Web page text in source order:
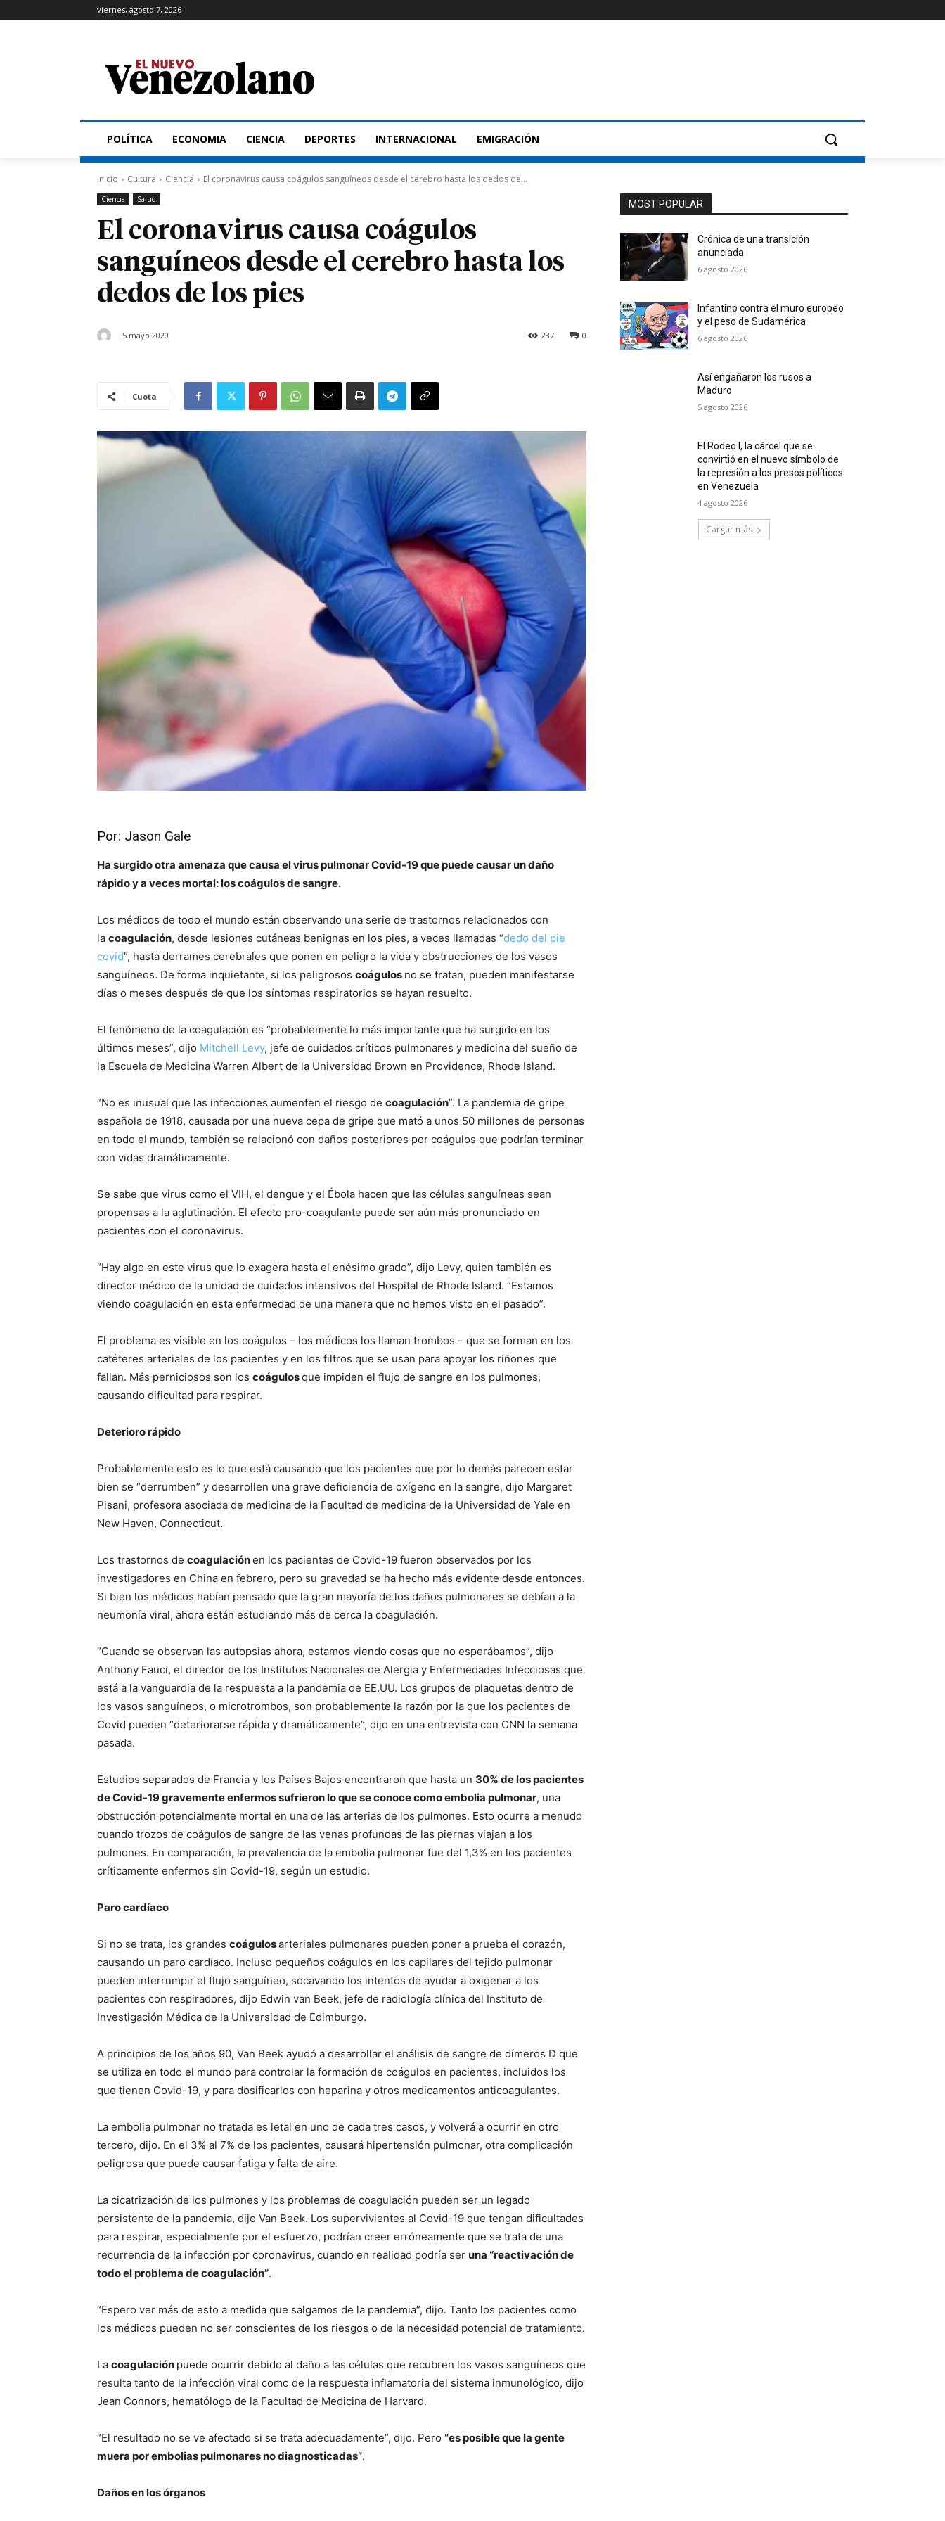
viernes, agosto 7, 2026
POLÍTICA ECONOMIA CIENCIA DEPORTES INTERNACIONAL EMIGRACIÓN
Inicio Cultura Ciencia El coronavirus causa coágulos sanguíneos desde el cerebro hasta los dedos de...
Ciencia Salud
El coronavirus causa coágulos
sanguíneos desde el cerebro hasta los
dedos de los pies
5 mayo 2020 0
237
Cuota
Por: Jason Gale
Ha surgido otra amenaza que causa el virus pulmonar Covid-19 que puede causar un daño
rápido y a veces mortal: los coágulos de sangre.
Los médicos de todo el mundo están observando una serie de trastornos relacionados con
la coagulación, desde lesiones cutáneas benignas en los pies, a veces llamadas “dedo del pie
covid”, hasta derrames cerebrales que ponen en peligro la vida y obstrucciones de los vasos
sanguíneos. De forma inquietante, si los peligrosos coágulos no se tratan, pueden manifestarse
días o meses después de que los síntomas respiratorios se hayan resuelto.
El fenómeno de la coagulación es “probablemente lo más importante que ha surgido en los
últimos meses”, dijo Mitchell Levy, jefe de cuidados críticos pulmonares y medicina del sueño de
la Escuela de Medicina Warren Albert de la Universidad Brown en Providence, Rhode Island.
“No es inusual que las infecciones aumenten el riesgo de coagulación”. La pandemia de gripe
española de 1918, causada por una nueva cepa de gripe que mató a unos 50 millones de personas
en todo el mundo, también se relacionó con daños posteriores por coágulos que podrían terminar
con vidas dramáticamente.
Se sabe que virus como el VIH, el dengue y el Ébola hacen que las células sanguíneas sean
propensas a la aglutinación. El efecto pro-coagulante puede ser aún más pronunciado en
pacientes con el coronavirus.
“Hay algo en este virus que lo exagera hasta el enésimo grado”, dijo Levy, quien también es
director médico de la unidad de cuidados intensivos del Hospital de Rhode Island. “Estamos
viendo coagulación en esta enfermedad de una manera que no hemos visto en el pasado”.
El problema es visible en los coágulos – los médicos los llaman trombos – que se forman en los
catéteres arteriales de los pacientes y en los filtros que se usan para apoyar los riñones que
fallan. Más perniciosos son los coágulosque impiden el flujo de sangre en los pulmones,
causando dificultad para respirar.
Deterioro rápido
Probablemente esto es lo que está causando que los pacientes que por lo demás parecen estar
bien se “derrumben” y desarrollen una grave deficiencia de oxígeno en la sangre, dijo Margaret
Pisani, profesora asociada de medicina de la Facultad de medicina de la Universidad de Yale en
New Haven, Connecticut.
Los trastornos de coagulaciónen los pacientes de Covid-19 fueron observados por los
investigadores en China en febrero, pero su gravedad se ha hecho más evidente desde entonces.
Si bien los médicos habían pensado que la gran mayoría de los daños pulmonares se debían a la
neumonía viral, ahora están estudiando más de cerca la coagulación.
“Cuando se observan las autopsias ahora, estamos viendo cosas que no esperábamos”, dijo
Anthony Fauci, el director de los Institutos Nacionales de Alergia y Enfermedades Infecciosas que
está a la vanguardia de la respuesta a la pandemia de EE.UU. Los grupos de plaquetas dentro de
los vasos sanguíneos, o microtrombos, son probablemente la razón por la que los pacientes de
Covid pueden “deteriorarse rápida y dramáticamente”, dijo en una entrevista con CNN la semana
pasada.
Estudios separados de Francia y los Países Bajos encontraron que hasta un 30% de los pacientes
de Covid-19 gravemente enfermos sufrieron lo que se conoce como embolia pulmonar, una
obstrucción potencialmente mortal en una de las arterias de los pulmones. Esto ocurre a menudo
cuando trozos de coágulos de sangre de las venas profundas de las piernas viajan a los
pulmones. En comparación, la prevalencia de la embolia pulmonar fue del 1,3% en los pacientes
críticamente enfermos sin Covid-19, según un estudio.
Paro cardíaco
Si no se trata, los grandes coágulosarteriales pulmonares pueden poner a prueba el corazón,
causando un paro cardíaco. Incluso pequeños coágulos en los capilares del tejido pulmonar
pueden interrumpir el flujo sanguíneo, socavando los intentos de ayudar a oxigenar a los
pacientes con respiradores, dijo Edwin van Beek, jefe de radiología clínica del Instituto de
Investigación Médica de la Universidad de Edimburgo.
A principios de los años 90, Van Beek ayudó a desarrollar el análisis de sangre de dímeros D que
se utiliza en todo el mundo para controlar la formación de coágulos en pacientes, incluidos los
que tienen Covid-19, y para dosificarlos con heparina y otros medicamentos anticoagulantes.
La embolia pulmonar no tratada es letal en uno de cada tres casos, y volverá a ocurrir en otro
tercero, dijo. En el 3% al 7% de los pacientes, causará hipertensión pulmonar, otra complicación
peligrosa que puede causar fatiga y falta de aire.
La cicatrización de los pulmones y los problemas de coagulación pueden ser un legado
persistente de la pandemia, dijo Van Beek. Los supervivientes al Covid-19 que tengan dificultades
para respirar, especialmente por el esfuerzo, podrían creer erróneamente que se trata de una
recurrencia de la infección por coronavirus, cuando en realidad podría ser una “reactivación de
todo el problema de coagulación”.
“Espero ver más de esto a medida que salgamos de la pandemia”, dijo. Tanto los pacientes como
los médicos pueden no ser conscientes de los riesgos o de la necesidad potencial de tratamiento.
La coagulación puede ocurrir debido al daño a las células que recubren los vasos sanguíneos que
resulta tanto de la infección viral como de la respuesta inflamatoria del sistema inmunológico, dijo
Jean Connors, hematólogo de la Facultad de Medicina de Harvard.
“El resultado no se ve afectado si se trata adecuadamente”, dijo. Pero “es posible que la gente
muera por embolias pulmonares no diagnosticadas”.
Daños en los órganos
MOST POPULAR
Crónica de una transición
anunciada
6 agosto 2026
Infantino contra el muro europeo
y el peso de Sudamérica
6 agosto 2026
Así engañaron los rusos a
Maduro
5 agosto 2026
El Rodeo I, la cárcel que se
convirtió en el nuevo símbolo de
la represión a los presos políticos
en Venezuela
4 agosto 2026
Cargar más